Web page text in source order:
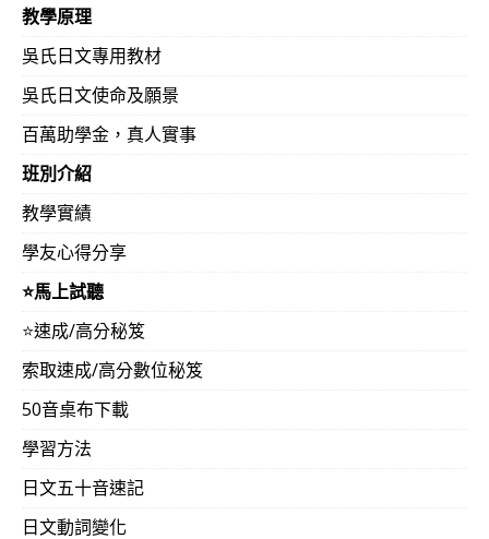
教學原理
吳氏日文專用教材
吳氏日文使命及願景
百萬助學金，真人實事
班別介紹
教學實績
學友心得分享
⭐️馬上試聽
⭐️速成/高分秘笈
索取速成/高分數位秘笈
50音桌布下載
學習方法
日文五十音速記
日文動詞變化